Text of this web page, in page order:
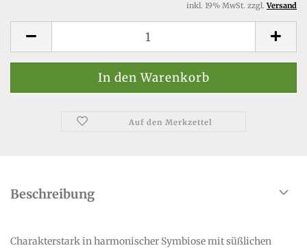
inkl. 19% MwSt. zzgl.Versand
Auf den Merkzettel
Beschreibung
Charakterstark in harmonischer Symbiose mit süßlichen